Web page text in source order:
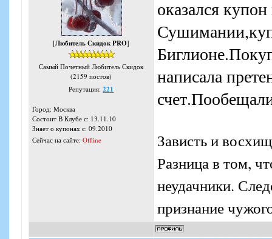
[Любитель Скидок PRO]
Самый Почетный Любитель Скидок
(2159 постов)
Репутация:221
Город: Москва
Состоит В Клубе с: 13.11.10
Знает о купонах с: 09.2010
Сейчас на сайте: Offline
оказался
написала
Зависть и
Разница в том,
неудачники.
признание